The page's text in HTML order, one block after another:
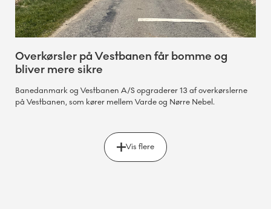
Overkørsler på Vestbanen får bomme og
bliver mere sikre
Banedanmark og Vestbanen A/S opgraderer 13 af overkørslerne
på Vestbanen, som kører mellem Varde og Nørre Nebel.
Vis flere